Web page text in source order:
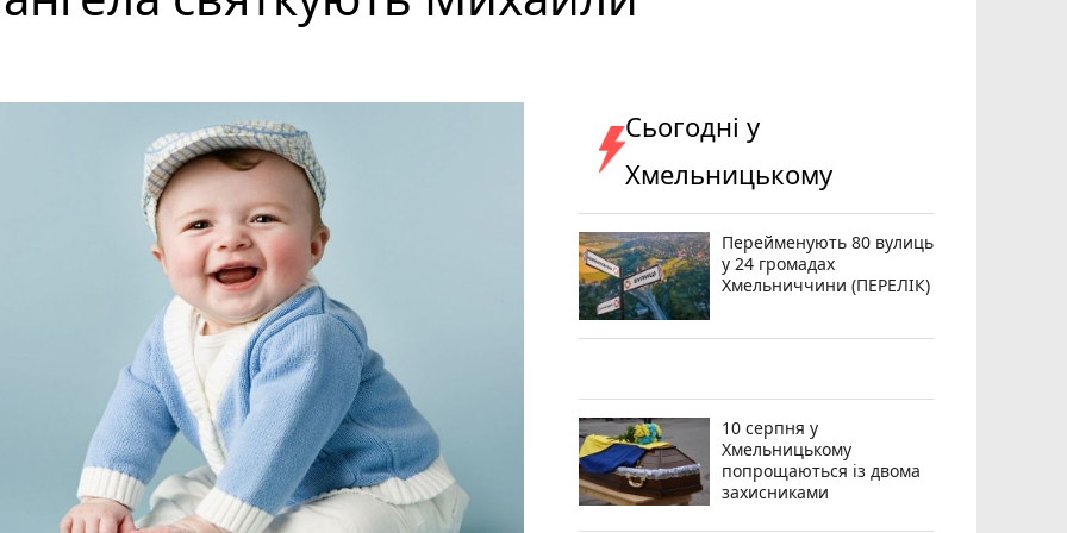
Сьогодні у
Хмельницькому
Перейменують 80 вулиць
у 24 громадах
Хмельниччини (ПЕРЕЛІК)
10 серпня у
Хмельницькому
попрощаються із двома
захисниками